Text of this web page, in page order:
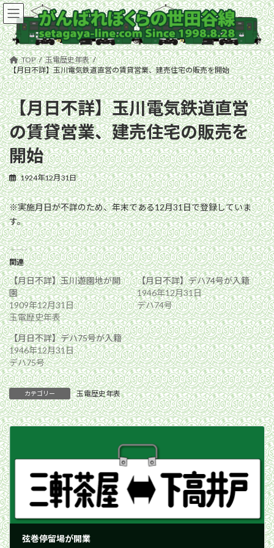
コ
ン
テ
ン
ツ
へ
ス
キ
ッ
プ
ナ
ビ
ゲ
ー
シ
ョ
ン
に
移
動
TOP
玉電歴史年表
【月日不詳】玉川電気鉄道直営の賃貸営業、建売住宅の販売を開始
【月日不詳】玉川電気鉄道直営
の賃貸営業、建売住宅の販売を
開始
1924年12月31日
※実施月日が不詳のため、年末である12月31日で登録していま
す。
関連
【月日不詳】玉川遊園地が開
園
1909年12月31日
玉電歴史年表
【月日不詳】デハ74号が入籍
1946年12月31日
デハ74号
【月日不詳】デハ75号が入籍
1946年12月31日
デハ75号
カテゴリー 玉電歴史年表
弦巻停留場が開業